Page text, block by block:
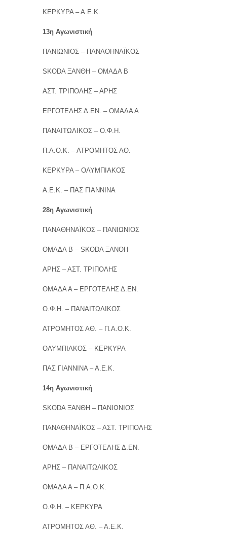
ΚΕΡΚΥΡΑ – Α.Ε.Κ.
13η Αγωνιστική
ΠΑΝΙΩΝΙΟΣ – ΠΑΝΑΘΗΝΑΪΚΟΣ
SKODA ΞΑΝΘΗ – ΟΜΑΔΑ Β
ΑΣΤ. ΤΡΙΠΟΛΗΣ – ΑΡΗΣ
ΕΡΓΟΤΕΛΗΣ Δ.ΕΝ. – ΟΜΑΔΑ Α
ΠΑΝΑΙΤΩΛΙΚΟΣ – Ο.Φ.Η.
Π.Α.Ο.Κ. – ΑΤΡΟΜΗΤΟΣ ΑΘ.
ΚΕΡΚΥΡΑ – ΟΛΥΜΠΙΑΚΟΣ
Α.Ε.Κ. – ΠΑΣ ΓΙΑΝΝΙΝΑ
28η Αγωνιστική
ΠΑΝΑΘΗΝΑΪΚΟΣ – ΠΑΝΙΩΝΙΟΣ
ΟΜΑΔΑ Β – SKODA ΞΑΝΘΗ
ΑΡΗΣ – ΑΣΤ. ΤΡΙΠΟΛΗΣ
ΟΜΑΔΑ Α – ΕΡΓΟΤΕΛΗΣ Δ.ΕΝ.
Ο.Φ.Η. – ΠΑΝΑΙΤΩΛΙΚΟΣ
ΑΤΡΟΜΗΤΟΣ ΑΘ. – Π.Α.Ο.Κ.
ΟΛΥΜΠΙΑΚΟΣ – ΚΕΡΚΥΡΑ
ΠΑΣ ΓΙΑΝΝΙΝΑ – Α.Ε.Κ.
14η Αγωνιστική
SKODA ΞΑΝΘΗ – ΠΑΝΙΩΝΙΟΣ
ΠΑΝΑΘΗΝΑΪΚΟΣ – ΑΣΤ. ΤΡΙΠΟΛΗΣ
ΟΜΑΔΑ Β – ΕΡΓΟΤΕΛΗΣ Δ.ΕΝ.
ΑΡΗΣ – ΠΑΝΑΙΤΩΛΙΚΟΣ
ΟΜΑΔΑ Α – Π.Α.Ο.Κ.
Ο.Φ.Η. – ΚΕΡΚΥΡΑ
ΑΤΡΟΜΗΤΟΣ ΑΘ. – Α.Ε.Κ.